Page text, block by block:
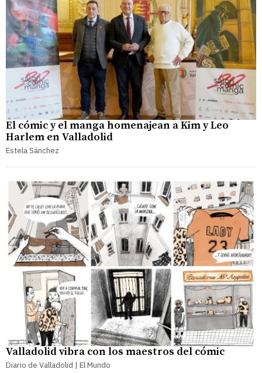
El cómic y el manga homenajean a Kim y Leo
Harlem en Valladolid
Estela Sánchez
Valladolid vibra con los maestros del cómic
Diario de Valladolid | El Mundo